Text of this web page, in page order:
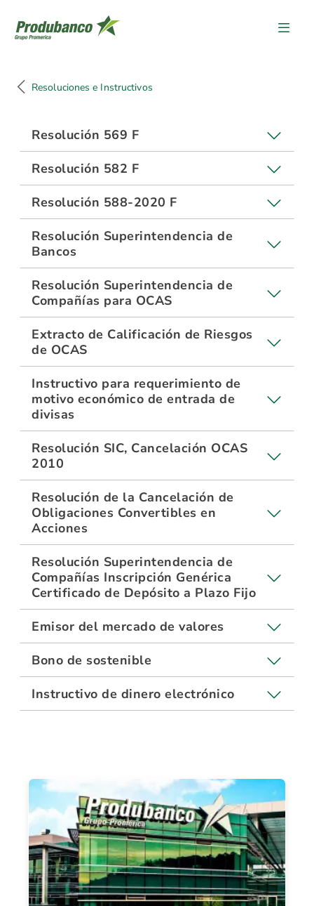
Resoluciones e Instructivos
Resoluciones e Instructivos
Resolución 569 F
Resolución 582 F
Resolución 588-2020 F
Resolución Superintendencia de
Bancos
Resolución Superintendencia de
Compañías para OCAS
Extracto de Calificación de Riesgos
de OCAS
Instructivo para requerimiento de
motivo económico de entrada de
divisas
Resolución SIC, Cancelación OCAS
2010
Resolución de la Cancelación de
Obligaciones Convertibles en
Acciones
Resolución Superintendencia de
Compañías Inscripción Genérica
Certificado de Depósito a Plazo Fijo
Emisor del mercado de valores
Bono de sostenible
Instructivo de dinero electrónico